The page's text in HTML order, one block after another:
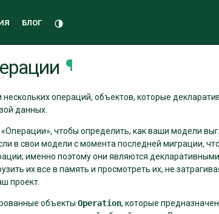
БЛОГ Переключить тему (текущая тема: авто)
¶
операций, объектов, которые
данных.
чтобы определить, как ваши модели
в свои модели с момента последней миграции,
именно поэтому они являются
их все в память и просмотреть их, не
проект.
объекты Operation, которые